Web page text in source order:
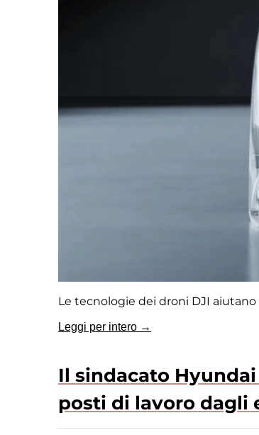
Le tecnologie dei droni DJI
Leggi per intero →
Il sindacato
posti di lavoro dagli